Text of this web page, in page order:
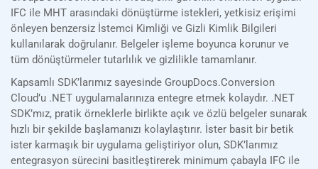
IFC ile MHT arasındaki dönüştürme istekleri, yetkisiz erişimi
önleyen benzersiz İstemci Kimliği ve Gizli Kimlik Bilgileri
kullanılarak doğrulanır. Belgeler işleme boyunca korunur ve
tüm dönüştürmeler tutarlılık ve gizlilikle tamamlanır.
Kapsamlı SDK’larımız sayesinde GroupDocs.Conversion
Cloud’u .NET uygulamalarınıza entegre etmek kolaydır. .NET
SDK’mız, pratik örneklerle birlikte açık ve özlü belgeler sunarak
hızlı bir şekilde başlamanızı kolaylaştırır. İster basit bir betik
ister karmaşık bir uygulama geliştiriyor olun, SDK’larımız
entegrasyon sürecini basitleştirerek minimum çabayla IFC ile